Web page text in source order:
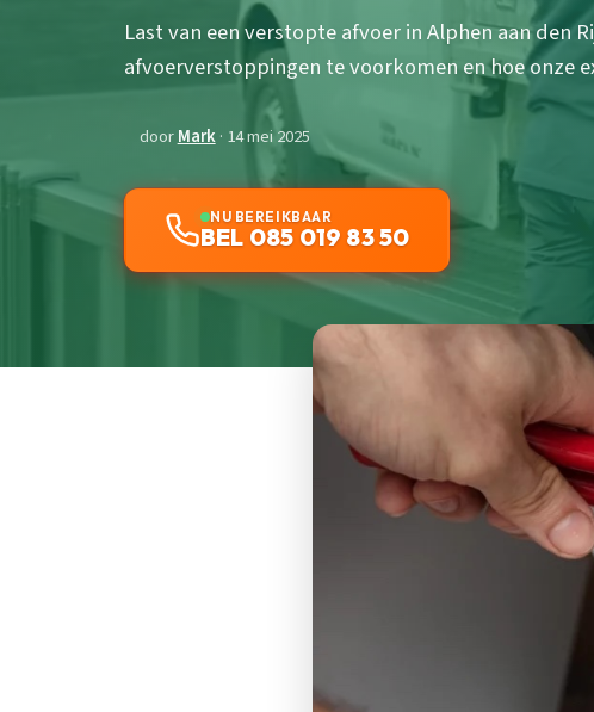
Last van een verstopte afvoer in Alphen aan den
afvoerverstoppingen te voorkomen en hoe onze
doorMark· 14 mei 2025
NU BEREIKBAAR
BEL 085 019 83 50